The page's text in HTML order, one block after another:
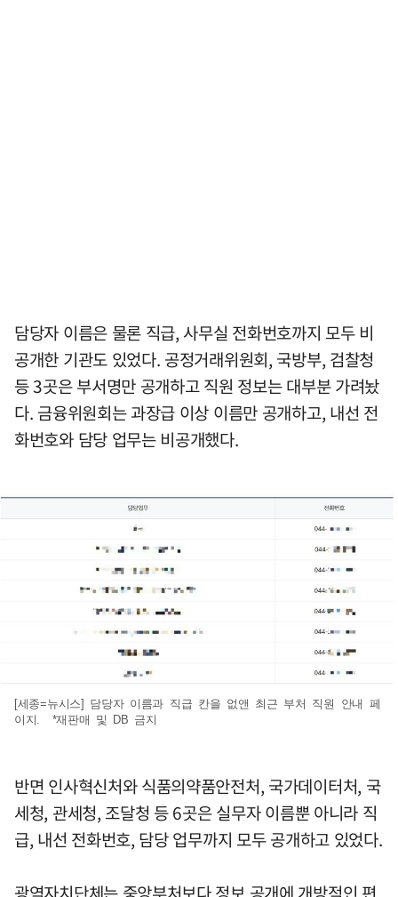
담당자 이름은 물론 직급, 사무실 전화번호까지 모두 비
공개한 기관도 있었다. 공정거래위원회, 국방부, 검찰청
등 3곳은 부서명만 공개하고 직원 정보는 대부분 가려놨
다. 금융위원회는 과장급 이상 이름만 공개하고, 내선 전
화번호와 담당 업무는 비공개했다.
[세종=뉴시스] 담당자 이름과 직급 칸을 없앤 최근 부처 직원 안내 페
이지. *재판매 및 DB 금지
반면 인사혁신처와 식품의약품안전처, 국가데이터처, 국
세청, 관세청, 조달청 등 6곳은 실무자 이름뿐 아니라 직
급, 내선 전화번호, 담당 업무까지 모두 공개하고 있었다.